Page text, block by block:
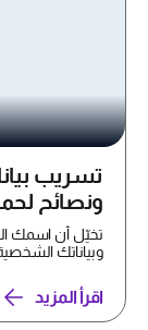
تسريب
ونصائح
تخيّل أن اسمك
وبياناتك
اقرأ المزيد